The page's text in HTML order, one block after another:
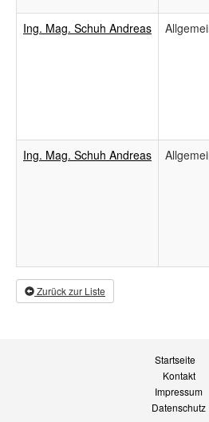
Ing. Mag. Schuh Andreas
Ing. Mag. Schuh Andreas
Zurück zur Liste
Startseite
Kontakt
Impressum
Datenschutz